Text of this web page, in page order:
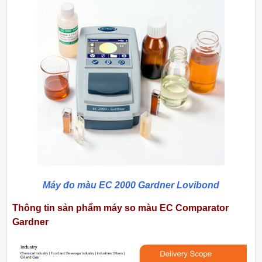
Máy đo màu EC 2000 Gardner Lovibond
Thông tin sản phẩm máy so màu EC Comparator
Gardner